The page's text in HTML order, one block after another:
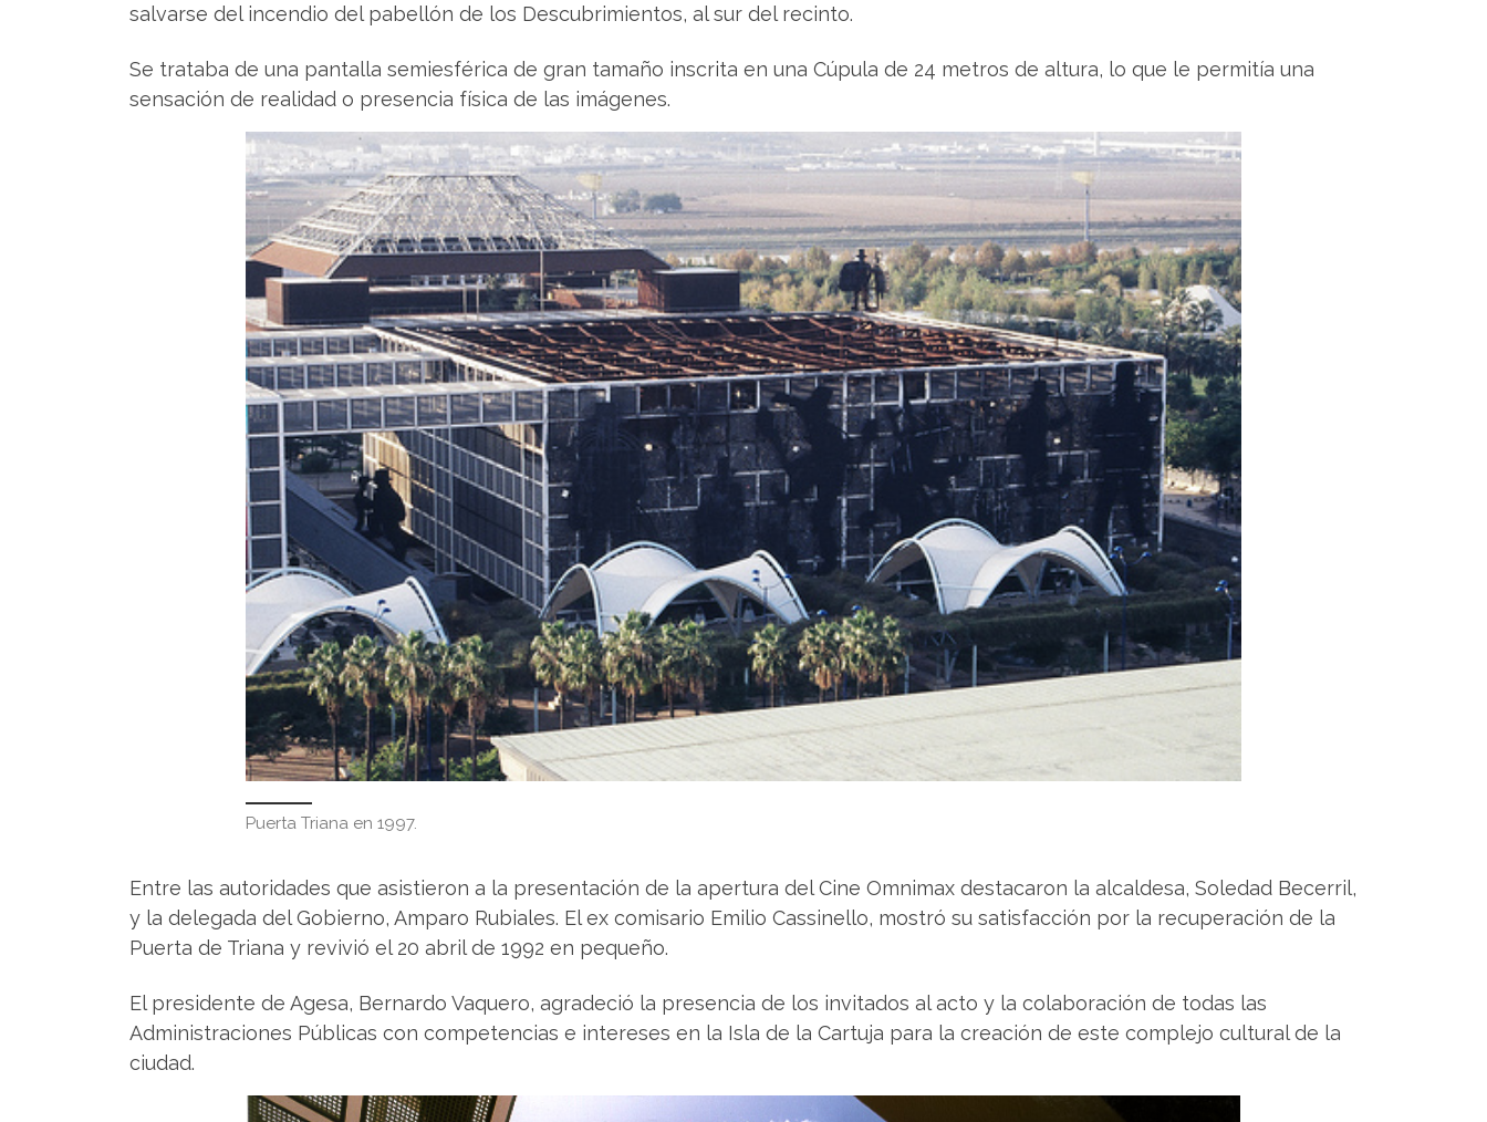
salvarse del incendio del pabellón de los Descubrimientos, al sur del recinto.
Se trataba de una pantalla semiesférica de gran tamaño inscrita en una Cúpula de 24 metros de altura, lo que le permitía una
sensación de realidad o presencia física de las imágenes.
Puerta Triana en 1997.
Entre las autoridades que asistieron a la presentación de la apertura del Cine Omnimax destacaron la alcaldesa, Soledad Becerril,
y la delegada del Gobierno, Amparo Rubiales. El ex comisario Emilio Cassinello, mostró su satisfacción por la recuperación de la
Puerta de Triana y revivió el 20 abril de 1992 en pequeño.
El presidente de Agesa, Bernardo Vaquero, agradeció la presencia de los invitados al acto y la colaboración de todas las
Administraciones Públicas con competencias e intereses en la Isla de la Cartuja para la creación de este complejo cultural de la
ciudad.